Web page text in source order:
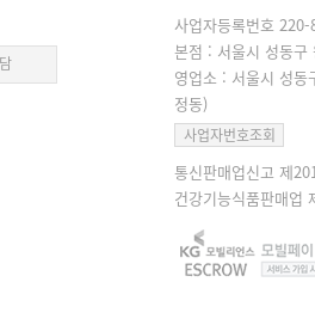
사업자등록번호
본점 : 서울시 성동구
영업소 : 서울시 성
정동)
사업자번호조회
통신판매업신고 제
건강기능식품판매업